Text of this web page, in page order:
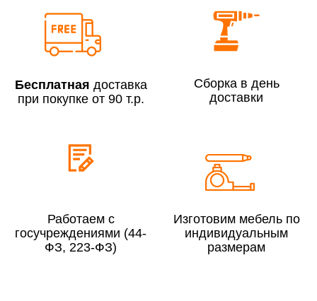
Сборка по Москве в будние дни при заказе:
Свыше 300 000 руб.
Сборка по Московской области при заказе:
Бесплатная доставка
при покупке от 90 т.р.
Сборка в день
доставки
Работаем с
госучреждениями (44-
ФЗ, 223-ФЗ)
Изготовим мебель по
индивидуальным
размерам